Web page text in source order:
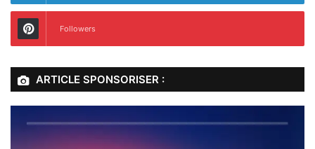
Followers
ARTICLE SPONSORISER :